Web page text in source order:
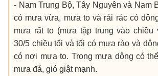
- Nam Trung Bộ, Tây Nguyên và Nam
có mưa vừa, mưa to và rải rác có
mưa rất to (mưa tập trung vào chiều
30/5 chiều tối và tối có mưa rào và
có nơi mưa to. Trong mưa dông có
mưa đá, gió giật mạnh.